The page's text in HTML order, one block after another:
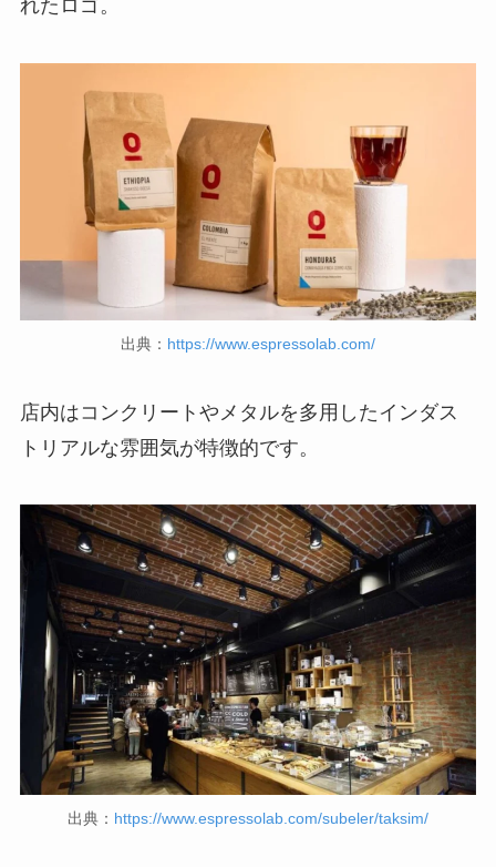
れたロゴ。
出典： https://www.espressolab.com/
店内はコンクリートやメタルを多用したインダス
トリアルな雰囲気が特徴的です。
出典： https://www.espressolab.com/subeler/taksim/